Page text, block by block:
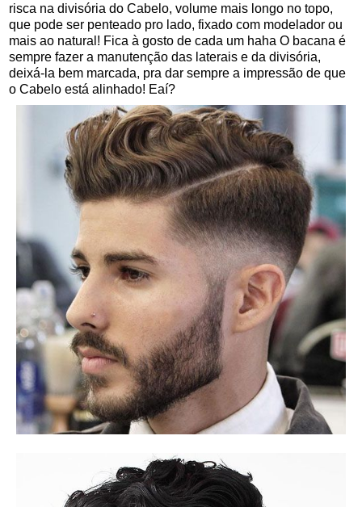
risca na divisória do Cabelo, volume mais longo no topo,
que pode ser penteado pro lado, fixado com modelador ou
mais ao natural! Fica à gosto de cada um haha O bacana é
sempre fazer a manutenção das laterais e da divisória,
deixá-la bem marcada, pra dar sempre a impressão de que
o Cabelo está alinhado! Eaí?